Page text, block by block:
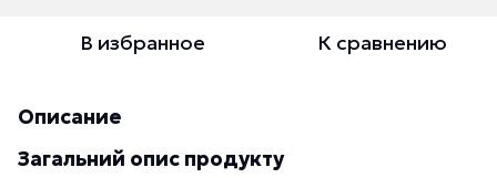
В избранное К сравнению
Описание
Загальний опис продукту